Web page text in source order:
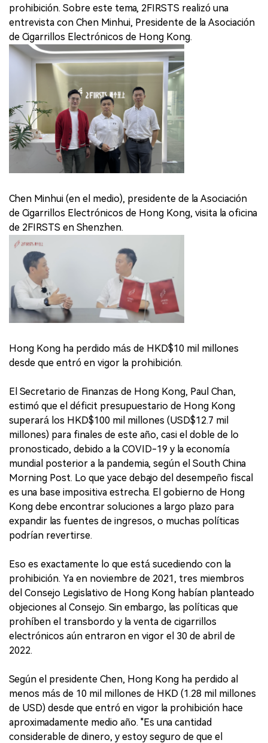
prohibición. Sobre este tema, 2FIRSTS realizó una
entrevista con Chen Minhui, Presidente de la Asociación
de Cigarrillos Electrónicos de Hong Kong.
Chen Minhui (en el medio), presidente de la Asociación
de Cigarrillos Electrónicos de Hong Kong, visita la oficina
de 2FIRSTS en Shenzhen.
Hong Kong ha perdido más de HKD$10 mil millones
desde que entró en vigor la prohibición.
El Secretario de Finanzas de Hong Kong, Paul Chan,
estimó que el déficit presupuestario de Hong Kong
superará los HKD$100 mil millones (USD$12.7 mil
millones) para finales de este año, casi el doble de lo
pronosticado, debido a la COVID-19 y la economía
mundial posterior a la pandemia, según el South China
Morning Post. Lo que yace debajo del desempeño fiscal
es una base impositiva estrecha. El gobierno de Hong
Kong debe encontrar soluciones a largo plazo para
expandir las fuentes de ingresos, o muchas políticas
podrían revertirse.
Eso es exactamente lo que está sucediendo con la
prohibición. Ya en noviembre de 2021, tres miembros
del Consejo Legislativo de Hong Kong habían planteado
objeciones al Consejo. Sin embargo, las políticas que
prohíben el transbordo y la venta de cigarrillos
electrónicos aún entraron en vigor el 30 de abril de
2022.
Según el presidente Chen, Hong Kong ha perdido al
menos más de 10 mil millones de HKD (1.28 mil millones
de USD) desde que entró en vigor la prohibición hace
aproximadamente medio año. "Es una cantidad
considerable de dinero, y estoy seguro de que el